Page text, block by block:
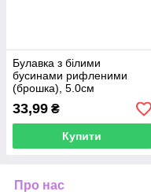
Булавка з білими
бусинами рифленими
(брошка), 5.0см
33,99 ₴
Купити
Про нас